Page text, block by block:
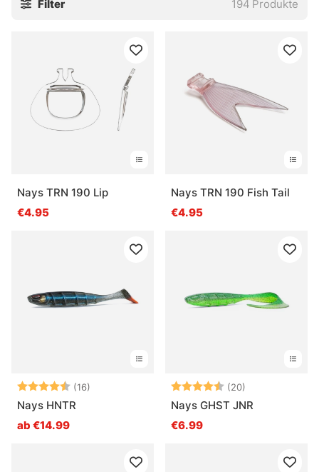
Filter 194 Produkte
Nays TRN 190 Lip
€4.95
Nays TRN 190 Fish Tail
€4.95
Bewertung:(16)
4.6 von 5 Sternen
Nays HNTR
ab €14.99
Bewertung:(20)
Nays GHST JNR
€6.99